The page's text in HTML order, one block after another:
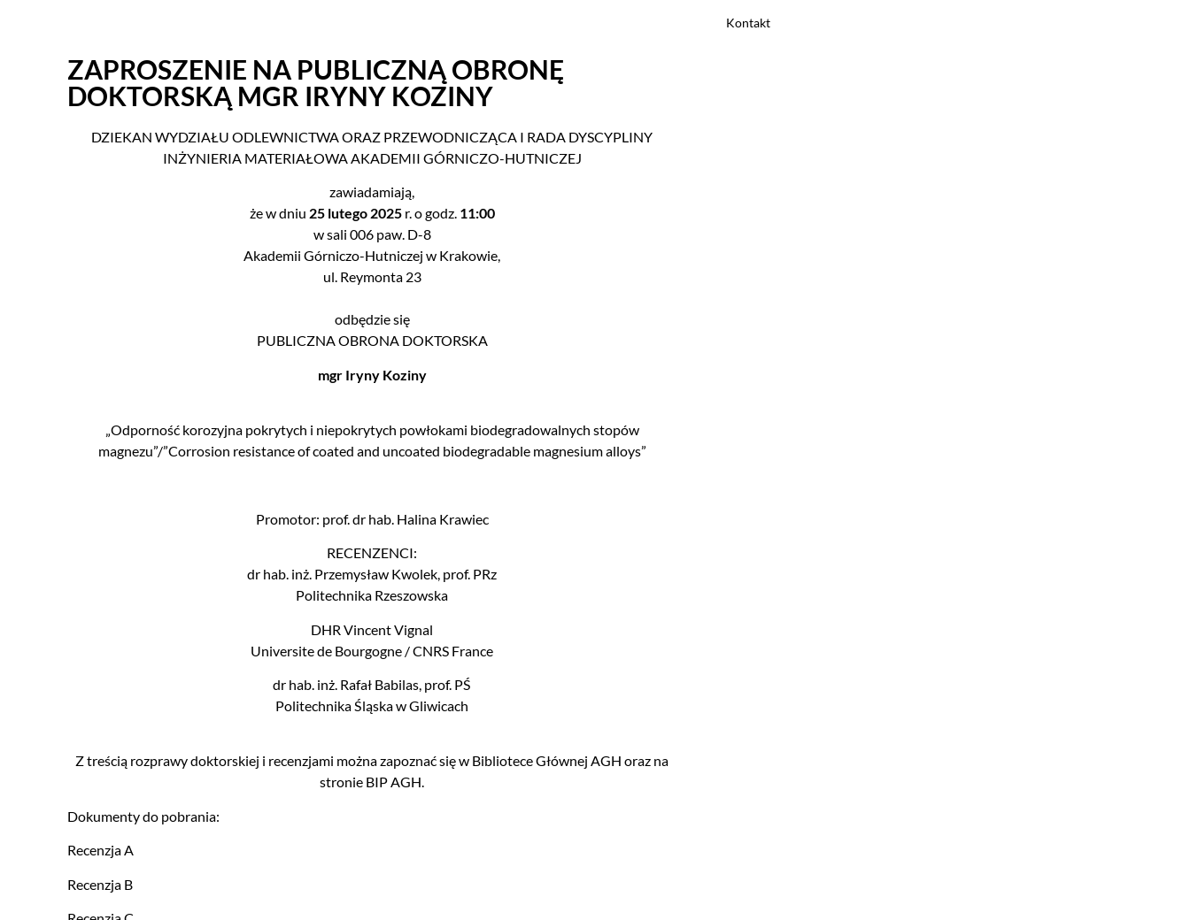
Kontakt
ZAPROSZENIE NA PUBLICZNĄ OBRONĘ
DOKTORSKĄ MGR IRYNY KOZINY
DZIEKAN WYDZIAŁU ODLEWNICTWA ORAZ PRZEWODNICZĄCA I RADA DYSCYPLINY
INŻYNIERIA MATERIAŁOWA AKADEMII GÓRNICZO-HUTNICZEJ
zawiadamiają,
że w dniu 25 lutego 2025r. o godz. 11:00
w sali 006 paw. D-8
Akademii Górniczo-Hutniczej w Krakowie,
ul. Reymonta 23
odbędzie się
PUBLICZNA OBRONA DOKTORSKA
mgr Iryny Koziny
„Odporność korozyjna pokrytych i niepokrytych powłokami biodegradowalnych stopów
magnezu”/”Corrosion resistance of coated and uncoated biodegradable magnesium alloys”
Promotor: prof. dr hab. Halina Krawiec
RECENZENCI:
dr hab. inż. Przemysław Kwolek, prof. PRz
Politechnika Rzeszowska
DHR Vincent Vignal
Universite de Bourgogne / CNRS France
dr hab. inż. Rafał Babilas, prof. PŚ
Politechnika Śląska w Gliwicach
Z treścią rozprawy doktorskiej i recenzjami można zapoznać się w Bibliotece Głównej AGH oraz na
stronie BIP AGH.
Dokumenty do pobrania:
Recenzja A
Recenzja B